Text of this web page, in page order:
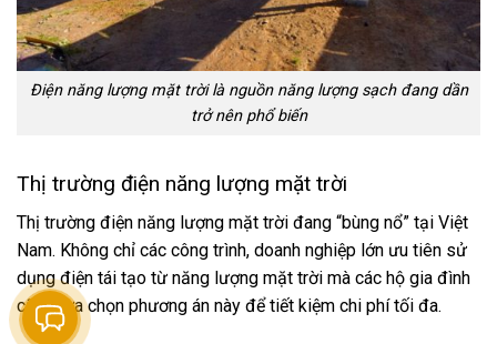
Điện năng lượng mặt trời là nguồn năng lượng sạch đang dần
trở nên phổ biến
Thị trường điện năng lượng mặt trời
Thị trường điện năng lượng mặt trời đang “bùng nổ” tại Việt
Nam. Không chỉ các công trình, doanh nghiệp lớn ưu tiên sử
dụng điện tái tạo từ năng lượng mặt trời mà các hộ gia đình
cũng lựa chọn phương án này để tiết kiệm chi phí tối đa.